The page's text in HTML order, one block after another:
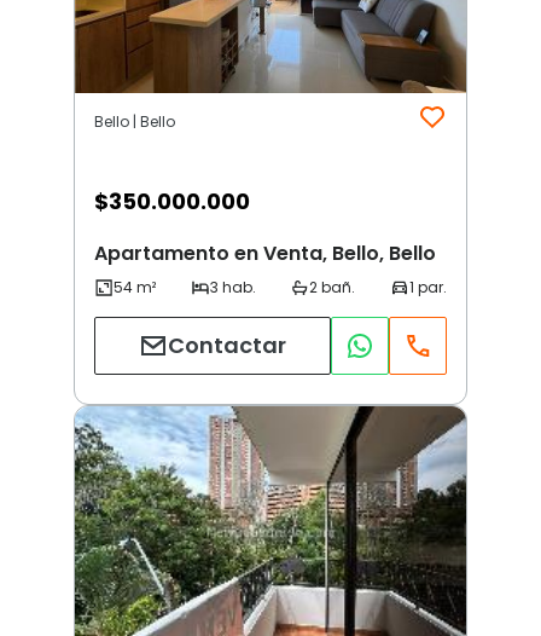
Bello | Bello
$350.000.000
Apartamento en Venta, Bello, Bello
Contactar